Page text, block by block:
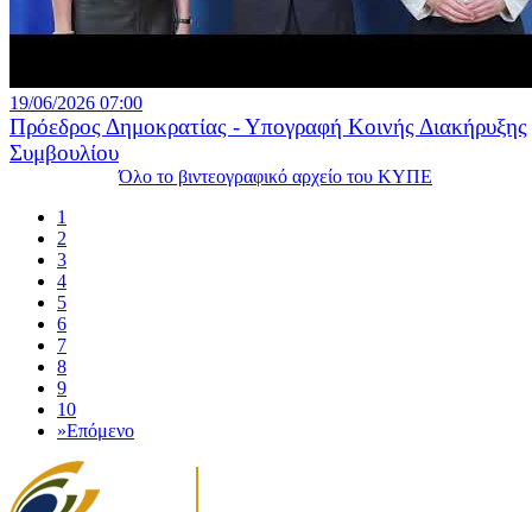
19/06/2026 07:00
Πρόεδρος Δημοκρατίας - Υπογραφή Κοινής Διακήρυξης
Συμβουλίου
Όλο το βιντεογραφικό αρχείο του ΚΥΠΕ
1
2
3
4
5
6
7
8
9
10
»Επόμενο